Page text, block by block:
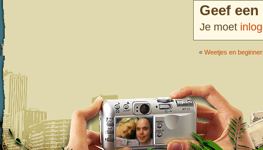
Geef
Je moet
« Weetjes en